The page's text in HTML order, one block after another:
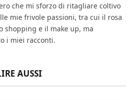
che mi sforzo di ritagliare coltivo
mie frivole passioni, tra cui il rosa
shopping e il make up, ma
i miei racconti.
AUSSI